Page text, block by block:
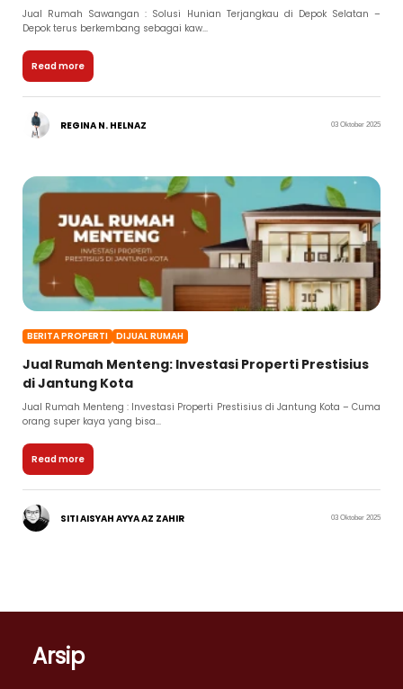
Jual Rumah Sawangan : Solusi Hunian Terjangkau di Depok Selatan –
Depok terus berkembang sebagai kaw...
Read more
REGINA N. HELNAZ 03 Oktober 2025
BERITA PROPERTI DIJUAL RUMAH
Jual Rumah Menteng: Investasi Properti Prestisius
di Jantung Kota
Jual Rumah Menteng : Investasi Properti Prestisius di Jantung Kota – Cuma
orang super kaya yang bisa...
Read more
SITI AISYAH AYYA AZ ZAHIR 03 Oktober 2025
Arsip